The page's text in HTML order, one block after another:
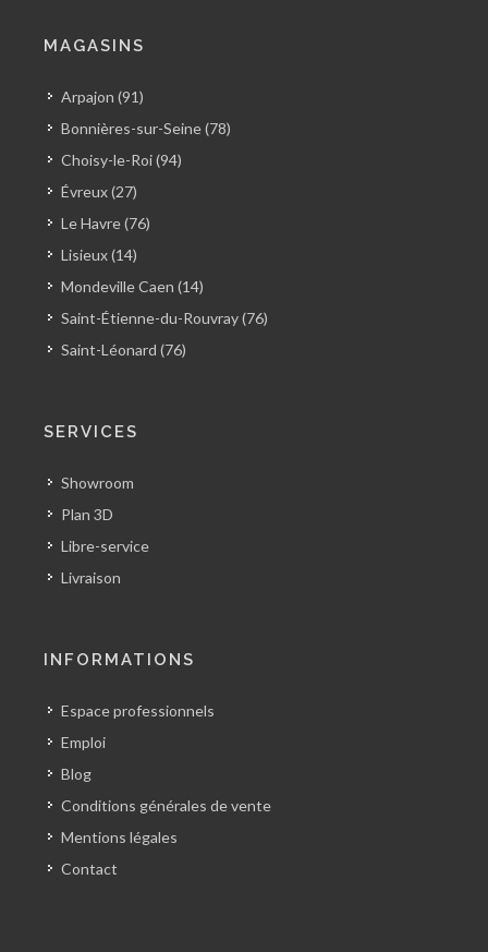
MAGASINS
Arpajon (91)
Bonnières-sur-Seine (78)
Choisy-le-Roi (94)
Évreux (27)
Le Havre (76)
Lisieux (14)
Mondeville Caen (14)
Saint-Étienne-du-Rouvray (76)
Saint-Léonard (76)
SERVICES
Showroom
Plan 3D
Libre-service
Livraison
INFORMATIONS
Espace professionnels
Emploi
Blog
Conditions générales de vente
Mentions légales
Contact